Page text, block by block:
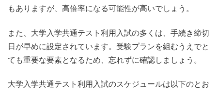
もありますが、高倍率になる可能性が高いでしょう。
また、大学入学共通テスト利用入試の多くは、手続き締切
日が早めに設定されています。受験プランを組むうえでと
ても重要な要素となるため、忘れずに確認しましょう。
大学入学共通テスト利用入試のスケジュールは以下のとお